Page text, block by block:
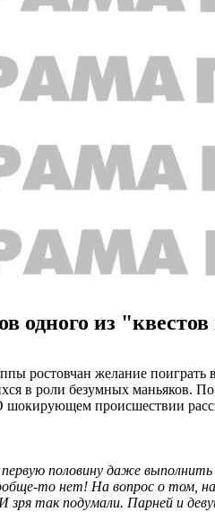
одного из
ростовчан желание
в роли безумных маньяков.
шокирующем происшествии
половину даже
то нет! На вопрос о том,
так подумали. Парней и